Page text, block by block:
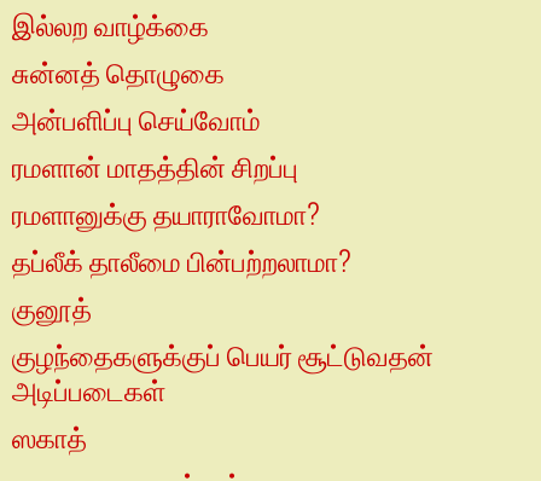
இல்லற வாழ்க்கை
சுன்னத் தொழுகை
அன்பளிப்பு செய்வோம்
ரமளான் மாதத்தின் சிறப்பு
ரமளானுக்கு தயாராவோமா?
தப்லீக் தாலீமை பின்பற்றலாமா?
குனூத்
குழந்தைகளுக்குப் பெயர் சூட்டுவதன்
அடிப்படைகள்
ஸகாத்